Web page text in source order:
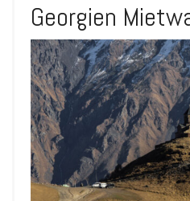
Georgien